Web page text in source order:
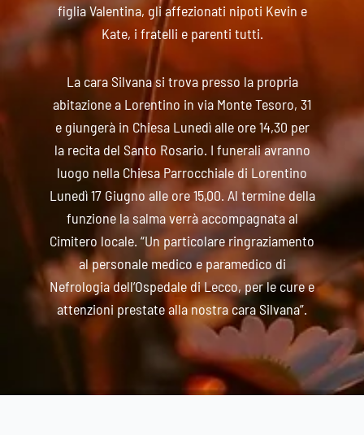
figlia Valentina, gli affezionati nipoti Kevin e
Kate, i fratelli e parenti tutti.
La cara Silvana si trova presso la propria
abitazione a Lorentino in via Monte Tesoro, 31
e giungerà in Chiesa Lunedì alle ore 14,30 per
la recita del Santo Rosario. I funerali avranno
luogo nella Chiesa Parrocchiale di Lorentino
Lunedì 17 Giugno alle ore 15,00. Al termine della
funzione la salma verrà accompagnata al
Cimitero locale. “Un particolare ringraziamento
al personale medico e paramedico di
Nefrologia dell’Ospedale di Lecco, per le cure e
attenzioni prestate alla nostra cara Silvana”.